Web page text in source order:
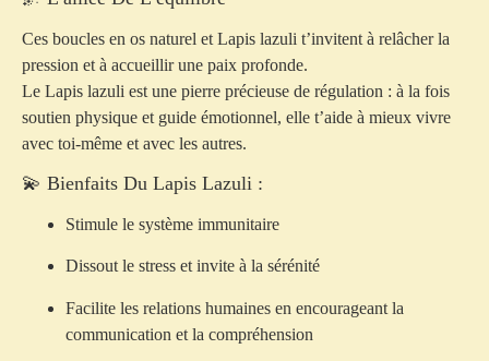
Ces boucles en os naturel et Lapis lazuli t’invitent à relâcher la
pression et à accueillir une paix profonde.
Le Lapis lazuli est une pierre précieuse de régulation : à la fois
soutien physique et guide émotionnel, elle t’aide à mieux vivre
avec toi-même et avec les autres.
💫 Bienfaits Du Lapis Lazuli :
Stimule le système immunitaire
Dissout le stress et invite à la sérénité
Facilite les relations humaines en encourageant la
communication et la compréhension